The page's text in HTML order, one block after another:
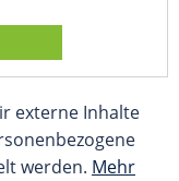
externe Inhalte
werden. Mehr